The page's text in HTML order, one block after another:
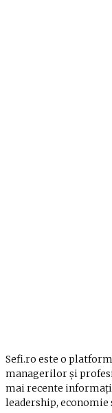
Sefi.ro este o
managerilor și
mai recente
leadership,